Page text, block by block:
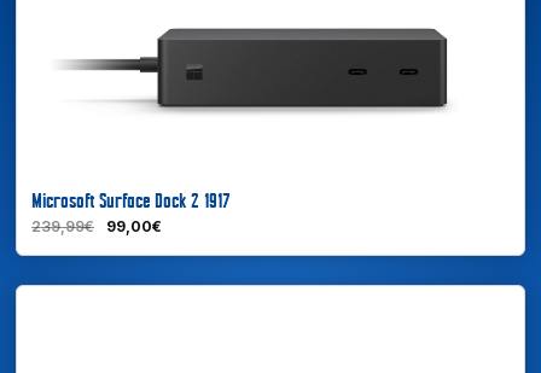
Microsoft Surface Dock 2 1917
239,99€ 99,00€